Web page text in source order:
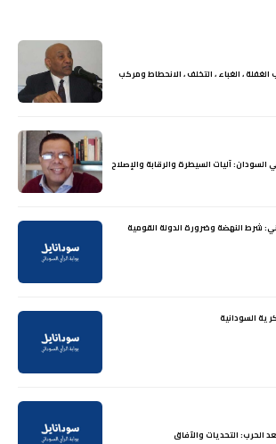
، الغباء ، التخلف ، الانحطاط ومركب
آليات السيطرة والرقابة والإصلاح
شرط النهضة وضرورة الدولة القومية
السودانية
الحرب: التحديات والآفاق